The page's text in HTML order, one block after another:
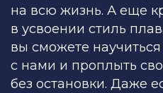
на всю жизнь. А еще
в усвоении стиль
вы сможете
с нами и проплыть
без остановки. Даже